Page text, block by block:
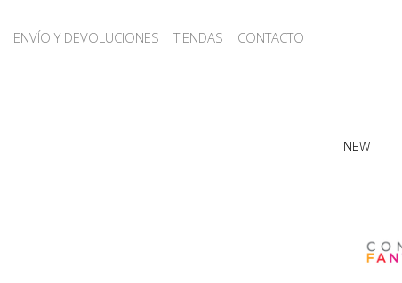
ENVÍO Y DEVOLUCIONES TIENDAS CONTACTO
NEW